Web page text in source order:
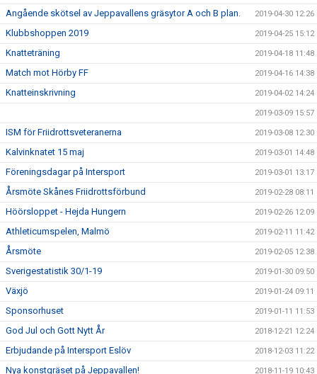
Angående skötsel av Jeppavallens gräsytor A och B plan. 2019-04-30 12:26
Klubbshoppen 2019 2019-04-25 15:12
Knatteträning 2019-04-18 11:48
Match mot Hörby FF 2019-04-16 14:38
Knatteinskrivning 2019-04-02 14:24
2019-03-09 15:57
ISM för Friidrottsveteranerna 2019-03-08 12:30
Kalvinknatet 15 maj 2019-03-01 14:48
Föreningsdagar på Intersport 2019-03-01 13:17
Årsmöte Skånes Friidrottsförbund 2019-02-28 08:11
Höörsloppet - Hejda Hungern 2019-02-26 12:09
Athleticumspelen, Malmö 2019-02-11 11:42
Årsmöte 2019-02-05 12:38
Sverigestatistik 30/1-19 2019-01-30 09:50
Växjö 2019-01-24 09:11
Sponsorhuset 2019-01-11 11:53
God Jul och Gott Nytt År 2018-12-21 12:24
Erbjudande på Intersport Eslöv 2018-12-03 11:22
Nya konstgräset på Jeppavallen! 2018-11-19 10:43